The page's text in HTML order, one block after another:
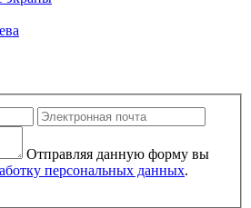
Отправляя данную форму вы
персональных данных.